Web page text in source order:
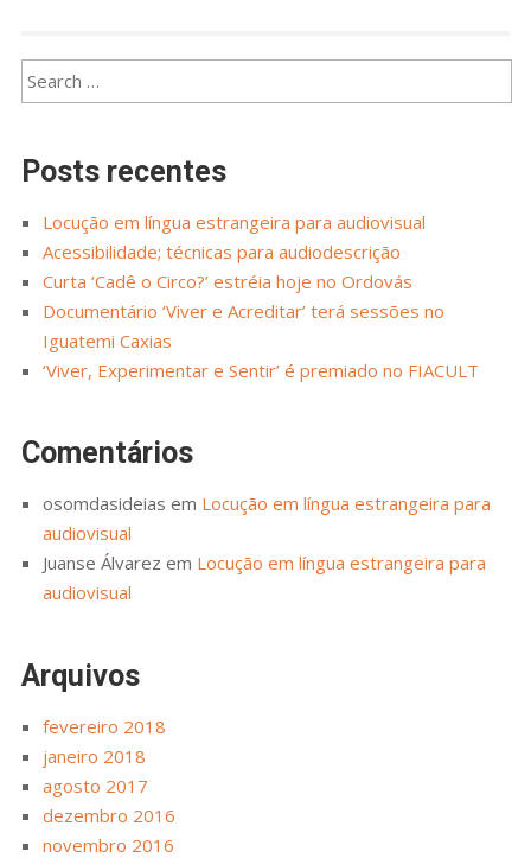
Posts recentes
Locução em língua estrangeira para audiovisual
Acessibilidade; técnicas para audiodescrição
Curta ‘Cadê o Circo?’ estréia hoje no Ordovás
Documentário ‘Viver e Acreditar’ terá sessões no
Iguatemi Caxias
‘Viver, Experimentar e Sentir’ é premiado no FIACULT
Comentários
osomdasideias em Locução em língua estrangeira para
audiovisual
Juanse Álvarez em Locução em língua estrangeira para
audiovisual
Arquivos
fevereiro 2018
janeiro 2018
agosto 2017
dezembro 2016
novembro 2016